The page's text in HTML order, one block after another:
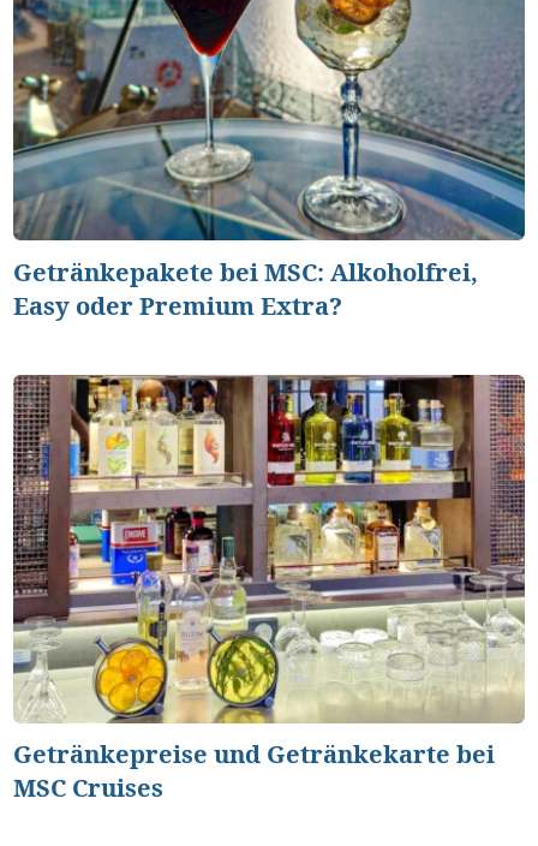
Getränkepakete bei MSC: Alkoholfrei,
Easy oder Premium Extra?
Getränkepreise und Getränkekarte bei
MSC Cruises